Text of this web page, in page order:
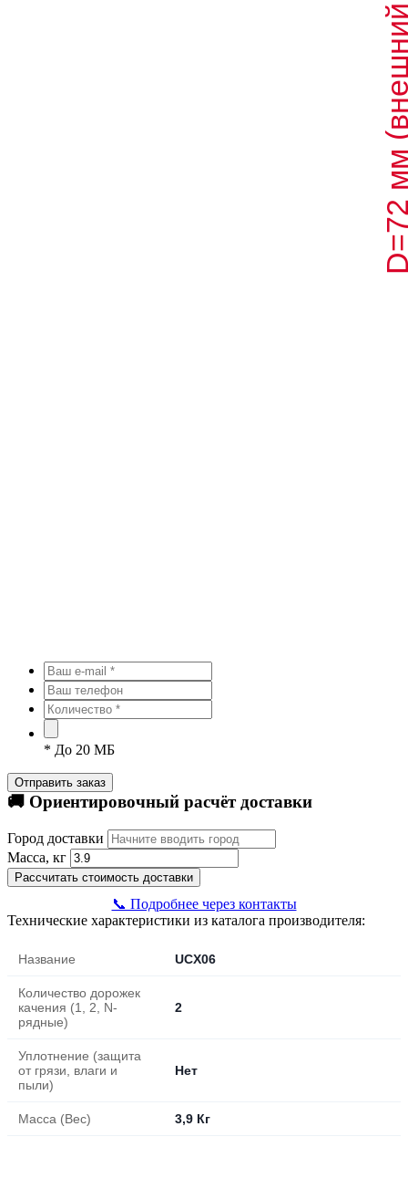
* До 20 МБ
Отправить заказ
🚚 Ориентировочный расчёт доставки
Город доставки
Масса, кг
Рассчитать стоимость доставки
📞 Подробнее через контакты
Технические характеристики из каталога производителя:
Название UCX06
Количество дорожек
качения (1, 2, N-
рядные)
2
Уплотнение (защита
от грязи, влаги и
пыли)
Нет
Масса (Вес) 3,9 Кг